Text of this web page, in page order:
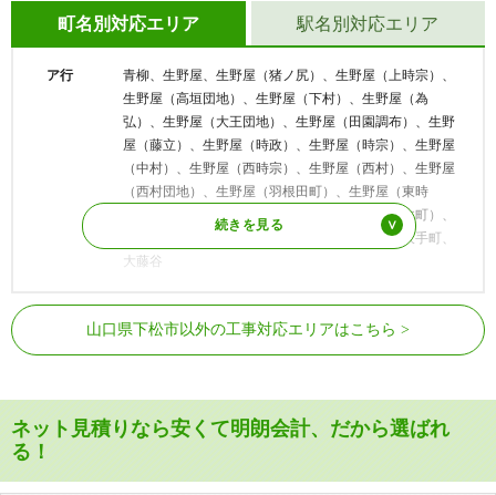
町名別対応エリア
ア行
青柳、生野屋、生野屋（猪ノ尻）、生野屋（上時宗）、
生野屋（高垣団地）、生野屋（下村）、生野屋（為
弘）、生野屋（大王団地）、生野屋（田園調布）、生野
屋（藤立）、生野屋（時政）、生野屋（時宗）、生野屋
（中村）、生野屋（西時宗）、生野屋（西村）、生野屋
（西村団地）、生野屋（羽根田町）、生野屋（東時
宗）、生野屋（東万ノ木団地）、生野屋（万ノ木町）、
生野屋（宮本）、生野屋西、生野屋南、駅南、大手町、
大藤谷
島（尾郷）、笠戸島（尾泊）、笠戸島（小深浦）、笠戸
島（瀬戸）、笠戸島（深浦）、笠戸島（本浦）、清瀬
谷（下谷三区）、下谷（中瀬）、下谷（中原）、下谷
（西）、河内、河内（青葉台）、河内（大河内）、河内
駅名別対応エリア
JR山陽本線 下松駅
山口県下松市以外の工事対応エリアはこちら
ネット見積りなら安くて明朗会計、だから選ばれ
る！